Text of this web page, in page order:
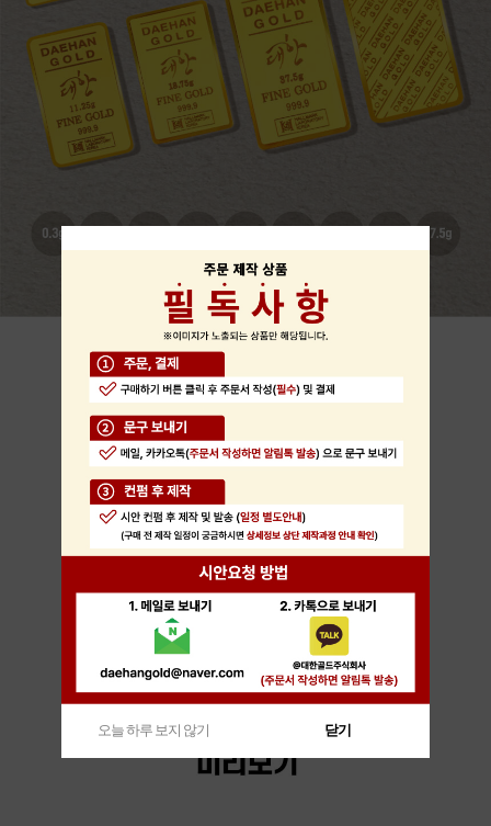
오늘 하루 보지 않기 닫기